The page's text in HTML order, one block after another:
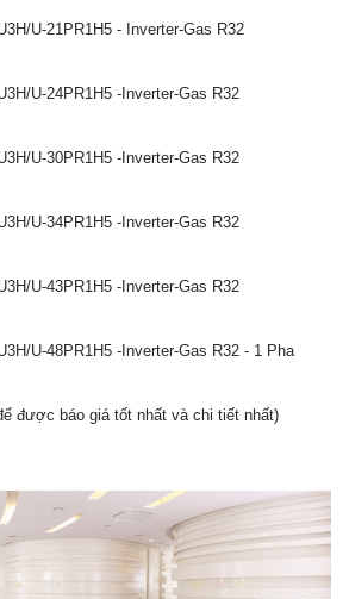
U-21PR1H5 - Inverter-Gas R32
U-24PR1H5 -Inverter-Gas R32
U-30PR1H5 -Inverter-Gas R32
U-34PR1H5 -Inverter-Gas R32
U-43PR1H5 -Inverter-Gas R32
U-48PR1H5 -Inverter-Gas R32 - 1 Pha
được báo giá tốt nhất và chi tiết nhất)